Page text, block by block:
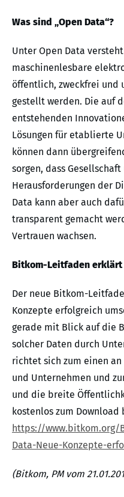
Was sind „Open Data“?
Unter Open Data
maschinenlesbare
öffentlich, zweckfrei und
gestellt werden. Die auf
entstehenden
Lösungen für etablierte
können dann
sorgen, dass
Herausforderungen der
Data kann aber auch
transparent gemacht
Vertrauen wachsen.
Bitkom-Leitfaden erklärt
Der neue Bitkom-
Konzepte erfolgreich
gerade mit Blick auf die
solcher Daten durch
richtet sich zum einen
und Unternehmen und
und die breite
kostenlos zum
https://
Data-Neue-Konzepte-
(Bitkom, PM vom